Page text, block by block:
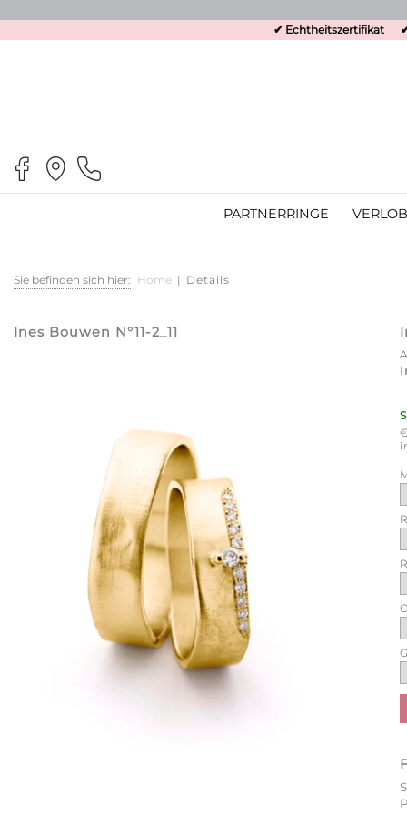
✔ Echtheitszertifikat
PARTNERRINGE
Sie befinden sich hier: Home | Details
Ines Bouwen N°11-2_11